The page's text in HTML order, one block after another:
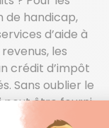
de handicap,
d’aide à
les
crédit d’impôt
Sans oublier le
peut être fourni
un comité